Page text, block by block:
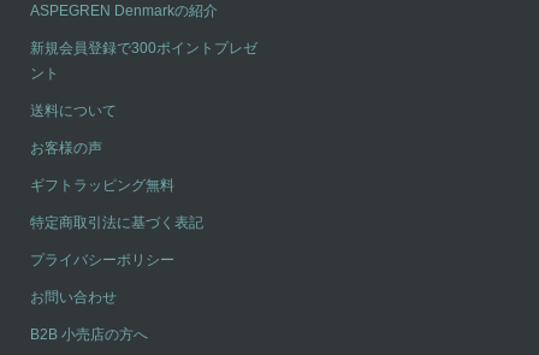
ASPEGREN Denmarkの紹介
新規会員登録で300ポイントプレゼ
ント
送料について
お客様の声
ギフトラッピング無料
特定商取引法に基づく表記
プライバシーポリシー
お問い合わせ
B2B 小売店の方へ